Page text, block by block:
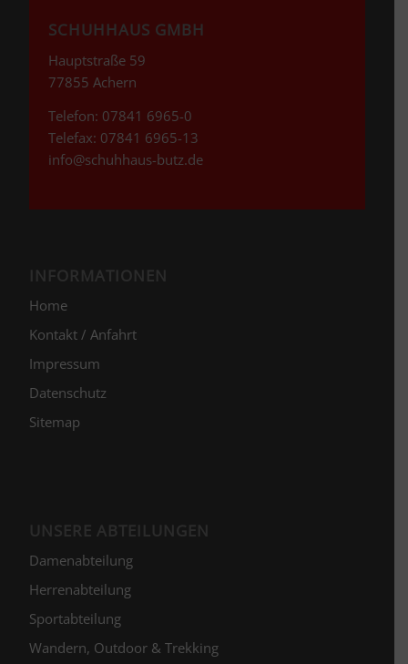
SCHUHHAUS GMBH
Hauptstraße 59
77855 Achern
Telefon: 07841 6965-0
Telefax: 07841 6965-13
info@schuhhaus-butz.de
INFORMATIONEN
Home
Kontakt / Anfahrt
Impressum
Datenschutz
Sitemap
UNSERE ABTEILUNGEN
Damenabteilung
Herrenabteilung
Sportabteilung
Wandern, Outdoor & Trekking